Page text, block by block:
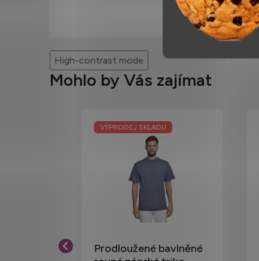
High-contrast mode
Mohlo by Vás zajímat
VÝPRODEJ SKLADU
Prodloužené bavlněné